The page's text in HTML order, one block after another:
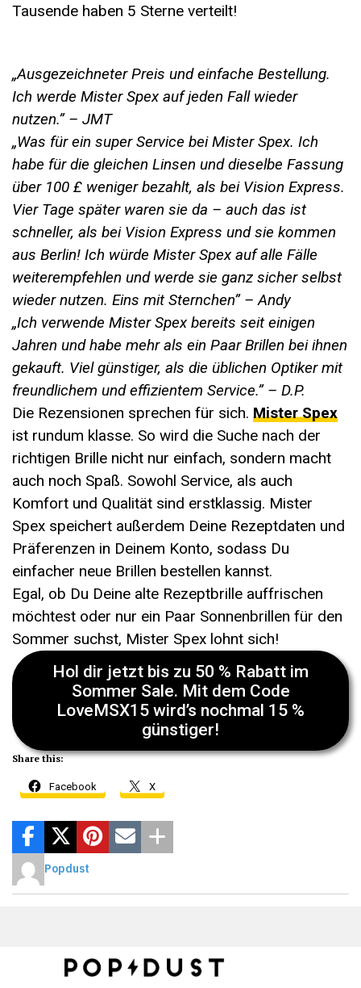
Tausende haben 5 Sterne verteilt!
„Ausgezeichneter Preis und einfache Bestellung.
Ich werde Mister Spex auf jeden Fall wieder
nutzen.” – JMT
„Was für ein super Service bei Mister Spex. Ich
habe für die gleichen Linsen und dieselbe Fassung
über 100 £ weniger bezahlt, als bei Vision Express.
Vier Tage später waren sie da – auch das ist
schneller, als bei Vision Express und sie kommen
aus Berlin! Ich würde Mister Spex auf alle Fälle
weiterempfehlen und werde sie ganz sicher selbst
wieder nutzen. Eins mit Sternchen” – Andy
„Ich verwende Mister Spex bereits seit einigen
Jahren und habe mehr als ein Paar Brillen bei ihnen
gekauft. Viel günstiger, als die üblichen Optiker mit
freundlichem und effizientem Service.” – D.P.
Die Rezensionen sprechen für sich. Mister Spex
ist rundum klasse. So wird die Suche nach der
richtigen Brille nicht nur einfach, sondern macht
auch noch Spaß. Sowohl Service, als auch
Komfort und Qualität sind erstklassig. Mister
Spex speichert außerdem Deine Rezeptdaten und
Präferenzen in Deinem Konto, sodass Du
einfacher neue Brillen bestellen kannst.
Egal, ob Du Deine alte Rezeptbrille auffrischen
möchtest oder nur ein Paar Sonnenbrillen für den
Sommer suchst, Mister Spex lohnt sich!
Hol dir jetzt bis zu 50 % Rabatt im
Sommer Sale. Mit dem Code
LoveMSX15 wird’s nochmal 15 %
günstiger!
Share this:
Facebook X
Popdust